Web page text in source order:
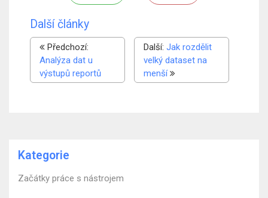
Další články
Předchozí:
Analýza dat u
výstupů reportů
Další:Jak rozdělit
velký dataset na
menší
Kategorie
Začátky práce s nástrojem